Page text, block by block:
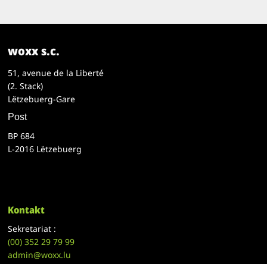
woxx s.c.
51, avenue de la Liberté
(2. Stack)
Lëtzebuerg-Gare
Post
BP 684
L-2016 Lëtzebuerg
Kontakt
Sekretariat :
(00)352 29 79 99
admin@woxx.lu